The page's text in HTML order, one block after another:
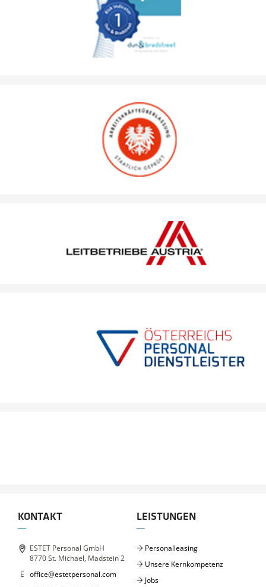
KONTAKT
ESTET Personal GmbH
8770 St. Michael, Madstein 2
office@estetpersonal.com
LEISTUNGEN
Personalleasing
Unsere Kernkompetenz
Jobs